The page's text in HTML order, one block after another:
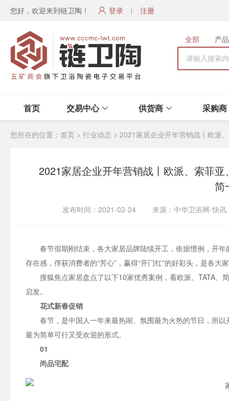
您好，欢迎来到链卫陶！ 登录 注册
全部 产品
首页 交易中心 供货商 采购商
您所在的位置： 首页 > 行业动态 > 2021家居企业开年营销战丨欧派
2021家居企业开年营销战丨欧派、索菲
发布时间：2021-02-24 来源：中华卫浴网-
春节假期刚结束，各大家居品牌陆续开工，依据惯例，开
存在感，俘获消费者的“芳心”，赢得“开门红”的好彩头，是各大
搜狐焦点家居盘点了以下10家优秀案例，看欧派、TATA
启发。
花式新春促销
春节，是中国人一年来最热闹、氛围最为火热的节日，所
最为简单可行又受欢迎的形式。
01
尚品宅配